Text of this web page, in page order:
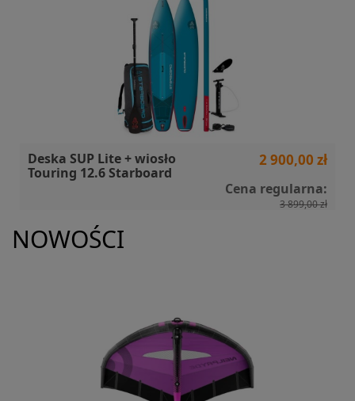
Deska SUP Lite + wiosło
Touring 12.6 Starboard
2 900,00 zł
Cena regularna:
3 899,00 zł
NOWOŚCI